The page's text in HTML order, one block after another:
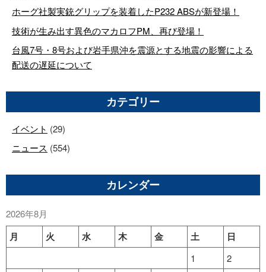
ホーグ社製実銃グリップを装着したP232 ABSが新登場！
技術が生み出す異色のマカロフPM、再び登場！
台風7号・8号および岩手県沖を震源とする地震の影響による
配送の遅延について
カテゴリー
イベント (29)
ニュース (554)
カレンダー
2026年8月
月 火 水 木 金 土 日
1
2